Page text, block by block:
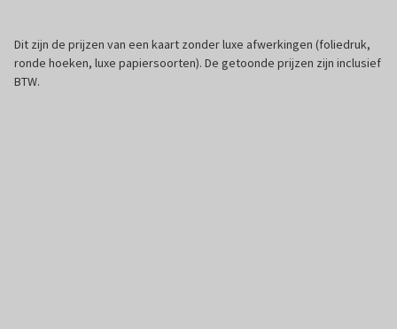
Dit zijn de prijzen van een kaart zonder luxe afwerkingen (foliedruk,
ronde hoeken, luxe papiersoorten). De getoonde prijzen zijn inclusief
BTW.